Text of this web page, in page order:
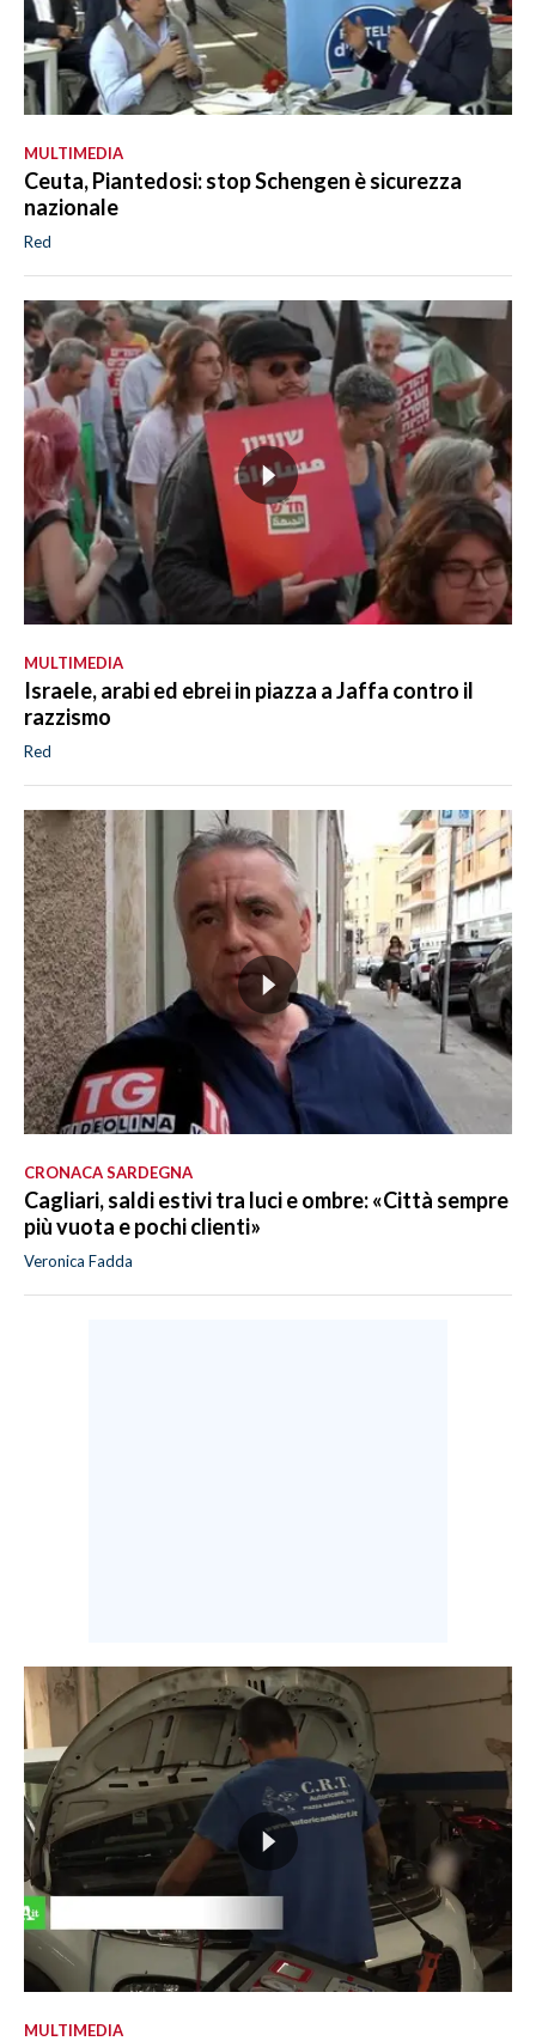
MULTIMEDIA
Ceuta, Piantedosi: stop Schengen è sicurezza
nazionale
Red
MULTIMEDIA
Israele, arabi ed ebrei in piazza a Jaffa contro il
razzismo
Red
CRONACA SARDEGNA
Cagliari, saldi estivi tra luci e ombre: «Città sempre
più vuota e pochi clienti»
Veronica Fadda
MULTIMEDIA